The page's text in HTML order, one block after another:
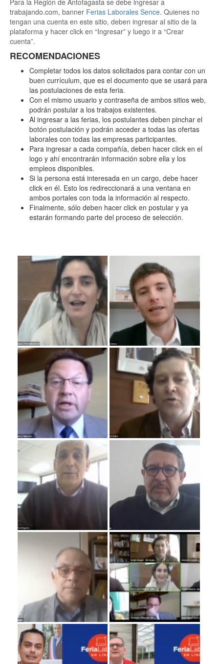
Para la Región de Antofagasta se debe ingresar a
trabajando.com, banner Ferias Laborales Sence. Quienes no
tengan una cuenta en este sitio, deben ingresar al sitio de la
plataforma y hacer click en “Ingresar” y luego ir a “Crear
cuenta”.
RECOMENDACIONES
Completar todos los datos solicitados para contar con un
buen currículum, que es el documento que se usará para
las postulaciones de esta feria.
Con el mismo usuario y contraseña de ambos sitios web,
podrán postular a los trabajos existentes.
Al ingresar a las ferias, los postulantes deben pinchar el
botón postulación y podrán acceder a todas las ofertas
laborales con todas las empresas participantes.
Para ingresar a cada compañía, deben hacer click en el
logo y ahí encontrarán información sobre ella y los
empleos disponibles.
Si la persona está interesada en un cargo, debe hacer
click en él. Esto los redireccionará a una ventana en
ambos portales con toda la información al respecto.
Finalmente, sólo deben hacer click en postular y ya
estarán formando parte del proceso de selección.